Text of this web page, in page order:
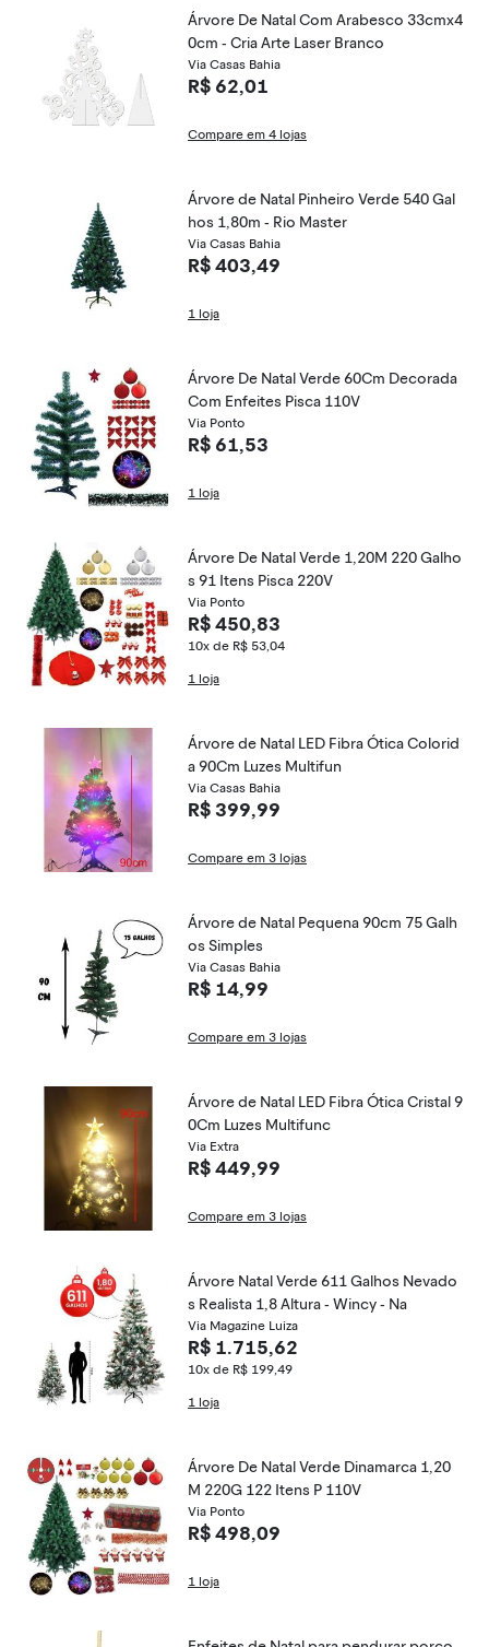
Árvore De Natal Com Arabesco 33cmx4
0cm - Cria Arte Laser Branco
Via Casas Bahia
R$ 62,01
Compare em 4 lojas
Árvore de Natal Pinheiro Verde 540 Gal
hos 1,80m - Rio Master
Via Casas Bahia
R$ 403,49
1 loja
Árvore De Natal Verde 60Cm Decorada
Com Enfeites Pisca 110V
Via Ponto
R$ 61,53
1 loja
Árvore De Natal Verde 1,20M 220 Galho
s 91 Itens Pisca 220V
Via Ponto
R$ 450,83
10x de R$ 53,04
1 loja
Árvore de Natal LED Fibra Ótica Colorid
a 90Cm Luzes Multifun
Via Casas Bahia
R$ 399,99
Compare em 3 lojas
Árvore de Natal Pequena 90cm 75 Galh
os Simples
Via Casas Bahia
R$ 14,99
Compare em 3 lojas
Árvore de Natal LED Fibra Ótica Cristal 9
0Cm Luzes Multifunc
Via Extra
R$ 449,99
Compare em 3 lojas
Árvore Natal Verde 611 Galhos Nevado
s Realista 1,8 Altura - Wincy - Na
Via Magazine Luiza
R$ 1.715,62
10x de R$ 199,49
1 loja
Árvore De Natal Verde Dinamarca 1,20
M 220G 122 Itens P 110V
Via Ponto
R$ 498,09
1 loja